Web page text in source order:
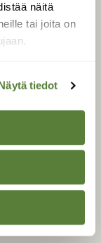
näitä
tai joita on
tiedot
Luonto
-lehden